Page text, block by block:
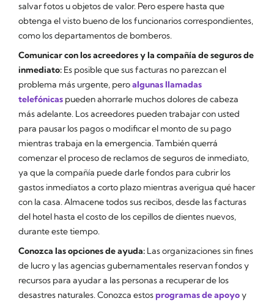
salvar fotos u objetos de valor. Pero espere hasta que
obtenga el visto bueno de los funcionarios correspondientes,
como los departamentos de bomberos.
Comunicar con los acreedores y la compañía de seguros de
inmediato: Es posible que sus facturas no parezcan el
problema más urgente, peroalgunas llamadas
telefónicas pueden ahorrarle muchos dolores de cabeza
más adelante. Los acreedores pueden trabajar con usted
para pausar los pagos o modificar el monto de su pago
mientras trabaja en la emergencia. También querrá
comenzar el proceso de reclamos de seguros de inmediato,
ya que la compañía puede darle fondos para cubrir los
gastos inmediatos a corto plazo mientras averigua qué hacer
con la casa. Almacene todos sus recibos, desde las facturas
del hotel hasta el costo de los cepillos de dientes nuevos,
durante este tiempo.
Conozca las opciones de ayuda: Las organizaciones sin fines
de lucro y las agencias gubernamentales reservan fondos y
recursos para ayudar a las personas a recuperar de los
desastres naturales. Conozca estosprogramas de apoyoy